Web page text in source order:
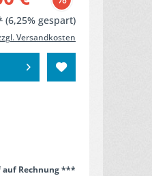
(6,25% gespart)
Versandkosten
Rechnung ***